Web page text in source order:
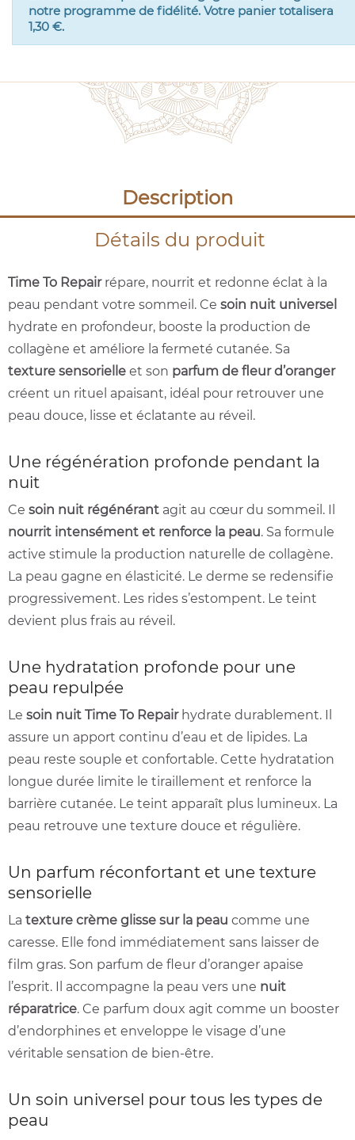
notre programme de fidélité. Votre panier totalisera
1,30 €.
Description
Détails du produit
Time To Repairrépare, nourrit et redonne éclat à la
peau pendant votre sommeil. Ce soin nuit universel
hydrate en profondeur, booste la production de
collagène et améliore la fermeté cutanée. Sa
texture sensorielle et son parfum de fleur d’oranger
créent un rituel apaisant, idéal pour retrouver une
peau douce, lisse et éclatante au réveil.
Une régénération profonde pendant la
nuit
Ce soin nuit régénérant agit au cœur du sommeil. Il
nourrit intensément et renforce la peau. Sa formule
active stimule la production naturelle de collagène.
La peau gagne en élasticité. Le derme se redensifie
progressivement. Les rides s’estompent. Le teint
devient plus frais au réveil.
Une hydratation profonde pour une
peau repulpée
Le soin nuit Time To Repairhydrate durablement. Il
assure un apport continu d’eau et de lipides. La
peau reste souple et confortable. Cette hydratation
longue durée limite le tiraillement et renforce la
barrière cutanée. Le teint apparaît plus lumineux. La
peau retrouve une texture douce et régulière.
Un parfum réconfortant et une texture
sensorielle
La texture crème glisse sur la peau comme une
caresse. Elle fond immédiatement sans laisser de
film gras. Son parfum de fleur d’oranger apaise
l’esprit. Il accompagne la peau vers une nuit
réparatrice. Ce parfum doux agit comme un booster
d’endorphines et enveloppe le visage d’une
véritable sensation de bien-être.
Un soin universel pour tous les types de
peau